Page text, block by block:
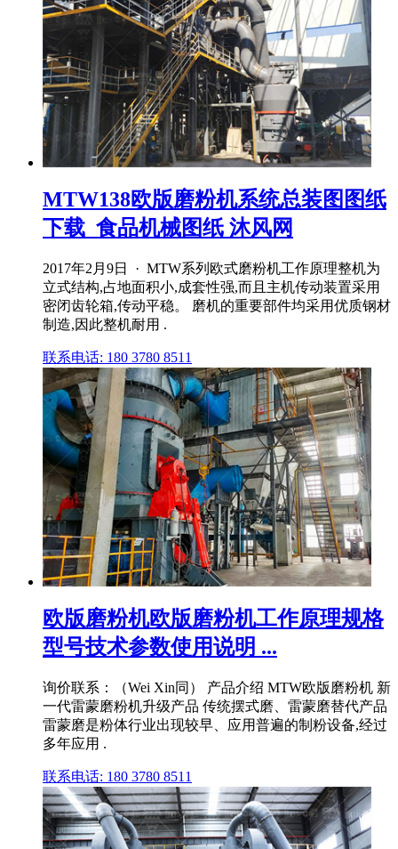
MTW138欧版磨粉机系统总装图图纸
下载_食品机械图纸 沐风网
2017年2月9日 · MTW系列欧式磨粉机工作原理整机为
立式结构,占地面积小,成套性强,而且主机传动装置采用
密闭齿轮箱,传动平稳。 磨机的重要部件均采用优质钢材
制造,因此整机耐用 .
联系电话: 180 3780 8511
欧版磨粉机欧版磨粉机工作原理规格
型号技术参数使用说明 ...
询价联系：（Wei Xin同） 产品介绍 MTW欧版磨粉机 新
一代雷蒙磨粉机升级产品 传统摆式磨、雷蒙磨替代产品
雷蒙磨是粉体行业出现较早、应用普遍的制粉设备,经过
多年应用 .
联系电话: 180 3780 8511